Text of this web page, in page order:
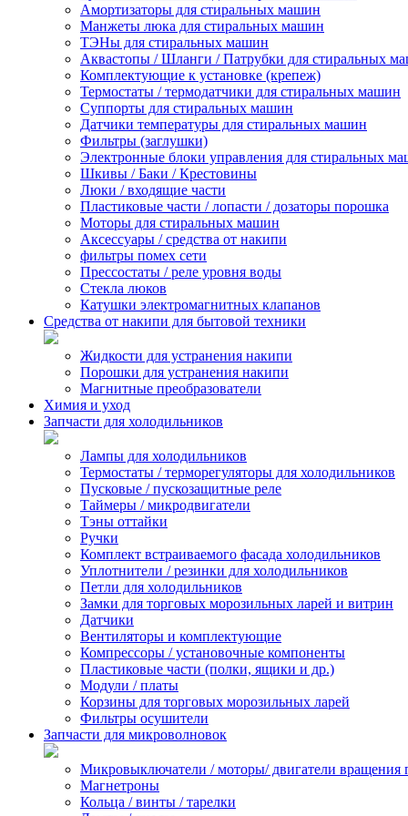
Амортизаторы для стиральных машин
Манжеты люка для стиральных машин
ТЭНы для стиральных машин
Аквастопы / Шланги / Патрубки для стиральных
Комплектующие к установке (крепеж)
Термостаты / термодатчики для стиральных машин
Суппорты для стиральных машин
Датчики температуры для стиральных машин
Фильтры (заглушки)
Электронные блоки управления для стиральных
Шкивы / Баки / Крестовины
Люки / входящие части
Пластиковые части / лопасти / дозаторы порошка
Моторы для стиральных машин
Аксессуары / средства от накипи
фильтры помех сети
Прессостаты / реле уровня воды
Стекла люков
Катушки электромагнитных клапанов
Средства от накипи для бытовой техники
Жидкости для устранения накипи
Порошки для устранения накипи
Магнитные преобразователи
Химия и уход
Запчасти для холодильников
Лампы для холодильников
Термостаты / терморегуляторы для холодильников
Пусковые / пускозащитные реле
Таймеры / микродвигатели
Тэны оттайки
Ручки
Комплект встраиваемого фасада холодильников
Уплотнители / резинки для холодильников
Петли для холодильников
Замки для торговых морозильных ларей и витрин
Датчики
Вентиляторы и комплектующие
Компрессоры / установочные компоненты
Пластиковые части (полки, ящики и др.)
Модули / платы
Корзины для торговых морозильных ларей
Фильтры осушители
Запчасти для микроволновок
Микровыключатели / моторы/ двигатели вращения
Магнетроны
Кольца / винты / тарелки